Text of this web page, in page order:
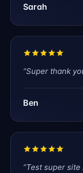
Sarah
“Super thank
Ben
“Test super site